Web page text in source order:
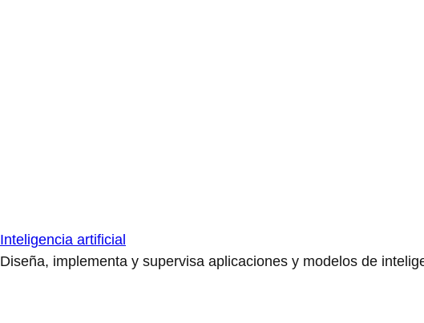
Inteligencia artificial
Diseña, implementa y supervisa aplicaciones y modelos de